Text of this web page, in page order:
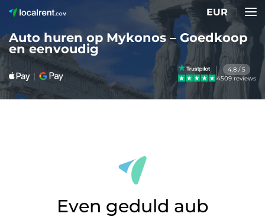
EUR
Auto huren op Mykonos – Goedkoop
en eenvoudig
4.8 / 5
4509 reviews
Even geduld aub